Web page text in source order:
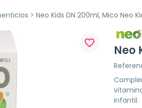
Neo Kids DN 200ml, Mico Neo
favorite_border
Neo
infantil.